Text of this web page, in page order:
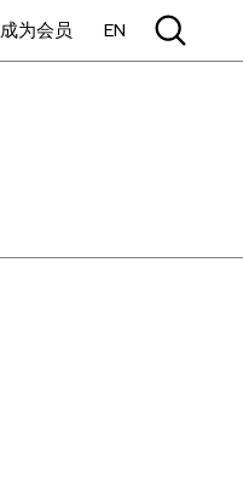
成为会员 EN